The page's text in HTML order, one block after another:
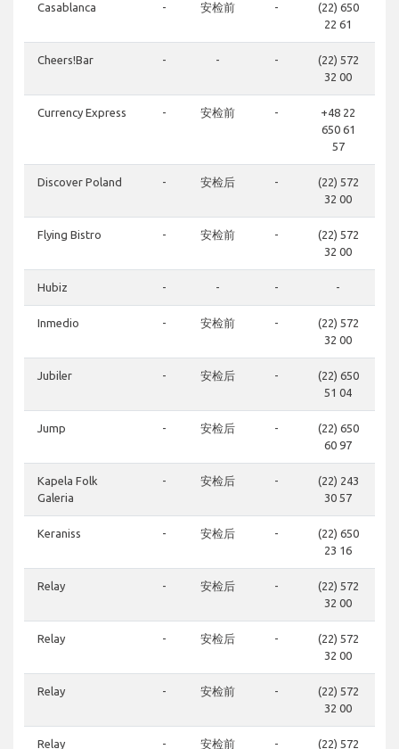
Casablanca - 安检前 -
(22) 650
22 61
Cheers!Bar - - -
(22) 572
32 00
Currency Express - 安检前 -
+48 22
650 61
57
Discover Poland - 安检后 -
(22) 572
32 00
Flying Bistro - 安检前 -
(22) 572
32 00
Hubiz - - - -
Inmedio - 安检前 -
(22) 572
32 00
Jubiler - 安检后 -
(22) 650
51 04
Jump - 安检后 -
(22) 650
60 97
Kapela Folk
Galeria
- 安检后 -
(22) 243
30 57
Keraniss - 安检后 -
(22) 650
23 16
Relay - 安检后 -
(22) 572
32 00
Relay - 安检后 -
(22) 572
32 00
Relay - 安检前 -
(22) 572
32 00
Relay - 安检前 - (22) 572